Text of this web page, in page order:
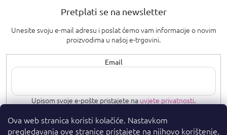
Ova web stranica koristi kolačiće. Nastavkom
pregledavanja ove stranice pristajete na njihovo korištenje.
Pretplati se na newsletter
Unesite svoju e-mail adresu i poslat ćemo vam informacije o novim
proizvodima u našoj e-trgovini.
Email
Upisom svoje e-pošte pristajete nauvjete privatnosti.
PRETPLATI SE